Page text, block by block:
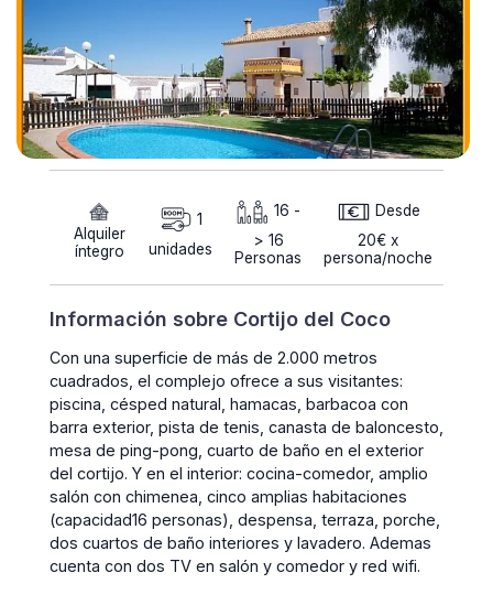
Alquiler
íntegro
1
unidades
16 -
> 16
Personas
Desde
20€ x
persona/noche
Información sobre Cortijo del Coco
Con una superficie de más de 2.000 metros
cuadrados, el complejo ofrece a sus visitantes:
piscina, césped natural, hamacas, barbacoa con
barra exterior, pista de tenis, canasta de baloncesto,
mesa de ping-pong, cuarto de baño en el exterior
del cortijo. Y en el interior: cocina-comedor, amplio
salón con chimenea, cinco amplias habitaciones
(capacidad16 personas), despensa, terraza, porche,
dos cuartos de baño interiores y lavadero. Ademas
cuenta con dos TV en salón y comedor y red wifi.